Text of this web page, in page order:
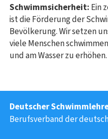
Schwimmsicherheit: Ein
ist die Förderung der
Bevölkerung. Wir setzen
viele Menschen
und am Wasser zu erhöhen.
Deutscher
Berufsverband der